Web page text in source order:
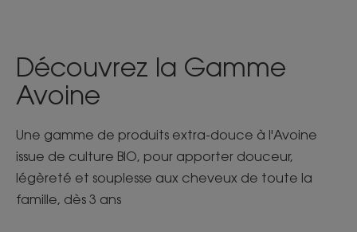
Découvrez la Gamme
Avoine
Une gamme de produits extra-douce à l'Avoine
issue de culture BIO, pour apporter douceur,
légèreté et souplesse aux cheveux de toute la
famille, dès 3 ans